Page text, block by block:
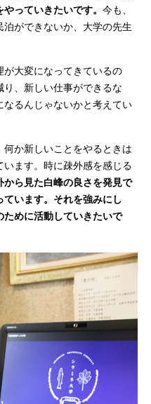
っていきたいです。 今も、
ができないか、大学の先生
が大変になってきているの
、新しい仕事ができるな
なるんじゃないかと考えてい
か新しいことをやるときは
います。時に疎外感を感じる
から見た白峰の良さを発見で
ています。それを強みにし
めに活動していきたいで